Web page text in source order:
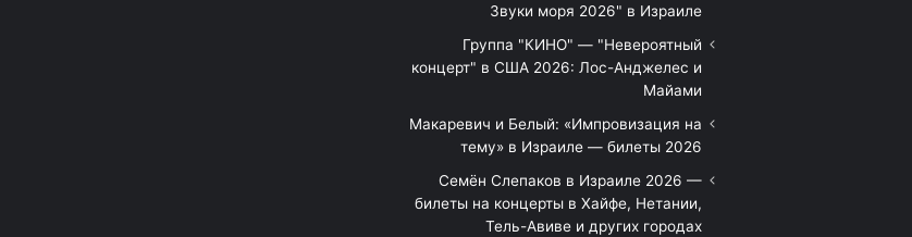
Звуки моря 2026" в Израиле
Группа "КИНО" — "Невероятный
концерт" в США 2026: Лос-Анджелес и
Майами
Макаревич и Белый: «Импровизация на
тему» в Израиле — билеты 2026
Семён Слепаков в Израиле 2026 —
билеты на концерты в Хайфе, Нетании,
Тель-Авиве и других городах